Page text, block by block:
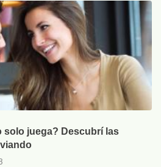
solo juega? Descubrí las